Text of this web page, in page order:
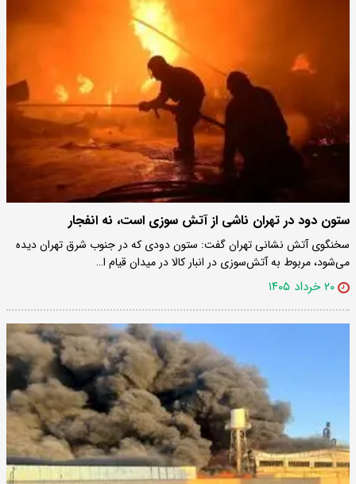
ستون دود در تهران ناشی از آتش سوزی است، نه انفجار
سخنگوی آتش نشانی تهران گفت: ستون دودی که در جنوب شرق تهران دیده
می‌شود، مربوط به آتش‌سوزی در انبار کالا در میدان قیام ا…
۲۰ خرداد ۱۴۰۵